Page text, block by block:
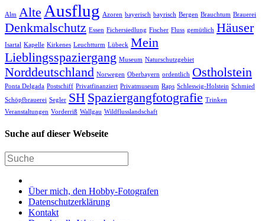
Alm Alte Ausflug Azoren bayerisch bayrisch Bergen Brauchtum Brauerei
Denkmalschutz Essen Fichersiedlung Fischer Fluss gemütlich Häuser
Isartal Kapelle Kirkenes Leuchtturm Lübeck Mein
Lieblingsspaziergang Museum Naturschutzgebiet
Norddeutschland Norwegen Oberbayern ordentlich Ostholstein
Ponta Delgada Postschiff Privatfinanziert Privatmuseum Raps Schleswig-Holstein Schmied
Schöpfbrauerei Segler SH Spaziergangfotografie Trinken
Veranstaltungen Vorderriß Wallgau Wildflusslandschaft
Suche auf dieser Webseite
Über mich, den Hobby-Fotografen
Datenschutzerklärung
Kontakt